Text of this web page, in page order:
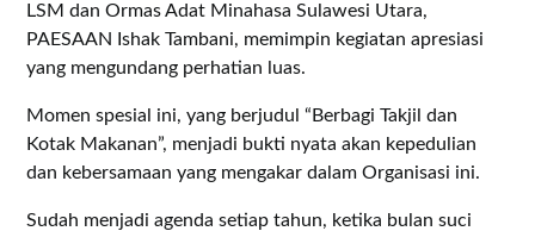
LSM dan Ormas Adat Minahasa Sulawesi Utara,
PAESAAN Ishak Tambani, memimpin kegiatan apresiasi
yang mengundang perhatian luas.
Momen spesial ini, yang berjudul “Berbagi Takjil dan
Kotak Makanan”, menjadi bukti nyata akan kepedulian
dan kebersamaan yang mengakar dalam Organisasi ini.
Sudah menjadi agenda setiap tahun, ketika bulan suci